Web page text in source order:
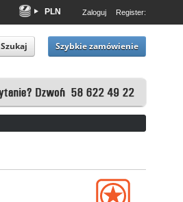
PLN
EUR
USD
Zaloguj Register:
Szukaj Szybkie zamówienie